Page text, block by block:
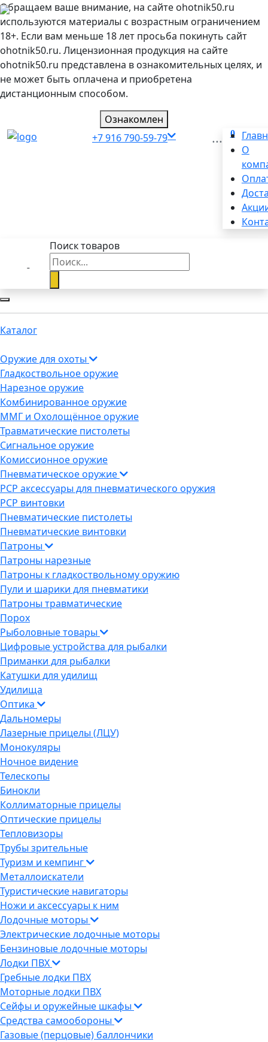
Обращаем ваше внимание, на сайте ohotnik50.ru
используются материалы с возрастным ограничением
18+. Если вам меньше 18 лет просьба покинуть сайт
ohotnik50.ru. Лицензионная продукция на сайте
ohotnik50.ru представлена в ознакомительных целях, и
не может быть оплачена и приобретена
дистанционным способом.
Ознакомлен
+7 916 790-59-79
0
...
О
Поиск товаров
Каталог
Оружие для охоты
Гладкоствольное оружие
Нарезное оружие
Комбинированное оружие
ММГ и Охолощённое оружие
Травматические пистолеты
Сигнальное оружие
Комиссионное оружие
Пневматическое оружие
PCP аксессуары для пневматического оружия
PCP винтовки
Пневматические пистолеты
Пневматические винтовки
Патроны
Патроны нарезные
Патроны к гладкоствольному оружию
Пули и шарики для пневматики
Патроны травматические
Порох
Рыболовные товары
Цифровые устройства для рыбалки
Приманки для рыбалки
Катушки для удилищ
Удилища
Оптика
Дальномеры
Лазерные прицелы (ЛЦУ)
Монокуляры
Ночное видение
Телескопы
Бинокли
Коллиматорные прицелы
Оптические прицелы
Тепловизоры
Трубы зрительные
Туризм и кемпинг
Металлоискатели
Туристические навигаторы
Ножи и аксессуары к ним
Лодочные моторы
Электрические лодочные моторы
Бензиновые лодочные моторы
Лодки ПВХ
Гребные лодки ПВХ
Моторные лодки ПВХ
Сейфы и оружейные шкафы
Средства самообороны
Газовые (перцовые) баллончики